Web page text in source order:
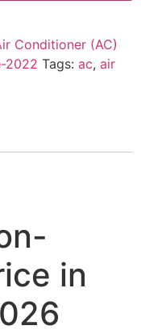
Conditioner (AC)
2022 Tags: ac, air
in